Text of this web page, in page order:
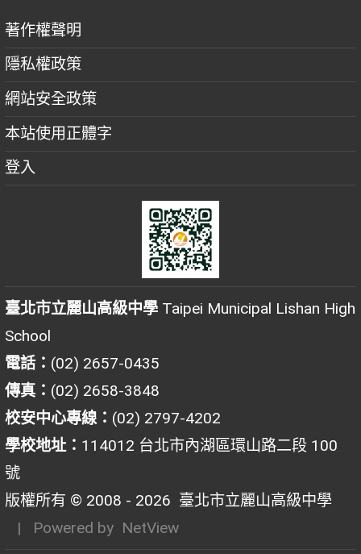
著作權聲明
隱私權政策
網站安全政策
本站使用正體字
登入
臺北市立麗山高級中學 Taipei Municipal Lishan High
School
電話： (02) 2657-0435
傳真： (02) 2658-3848
校安中心專線： (02) 2797-4202
學校地址： 114012 台北市內湖區環山路二段 100
號
版權所有 © 2008 - 2026 臺北市立麗山高級中學
| Powered by NetView